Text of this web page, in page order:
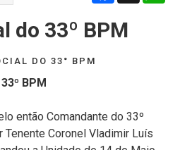
do 33º BPM
DO 33° BPM
BPM
então Comandante do 33º
Coronel Vladimir Luís